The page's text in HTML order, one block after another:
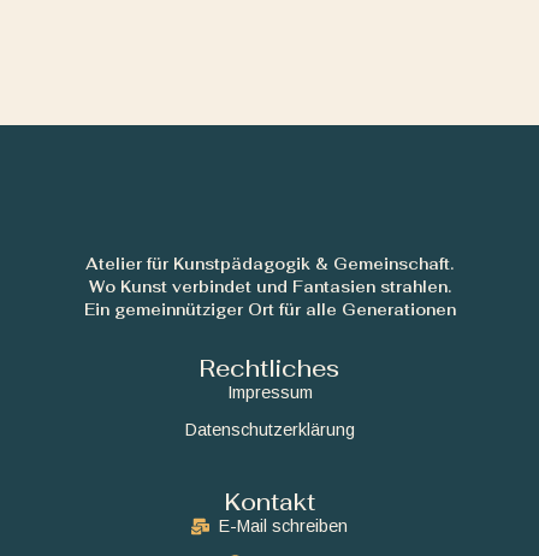
Atelier für Kunstpädagogik & Gemeinschaft.
Wo Kunst verbindet und Fantasien strahlen.
Ein gemeinnütziger Ort für alle Generationen
Rechtliches
Impressum
Datenschutzerklärung
Kontakt
E-Mail schreiben